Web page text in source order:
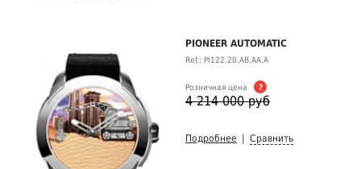
PIONEER AUTOMATIC
Ref.: PI122.20.AB.AA.A
Розничная цена ?
4 214 000 руб
Подробнее Сравнить